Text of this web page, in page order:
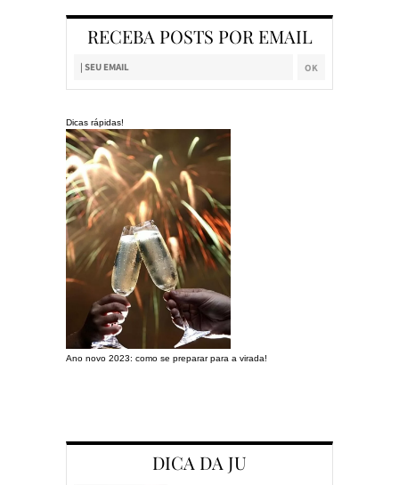
RECEBA POSTS POR EMAIL
Dicas rápidas!
Ano novo 2023: como se preparar para a virada!
DICA DA JU